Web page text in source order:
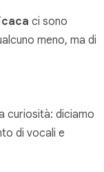
ci sono
meno, ma di
curiosità: diciamo
di vocali e